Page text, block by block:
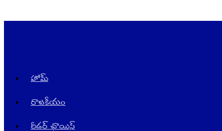
హోమ్
రాజ‌కీయం
రీడర్ ఛాయిస్